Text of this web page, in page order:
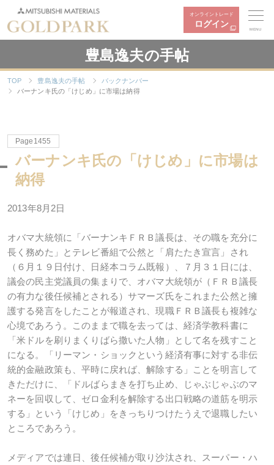
オンライントレード
ログイン
MENU
豊島逸夫の手帖
TOP 豊島逸夫の手帖
バックナンバー
バーナンキ氏の「けじめ」に市場は納得
Page1455
バーナンキ氏の「けじめ」に市場は
納得
2013年8月2日
オバマ大統領に「バーナンキＦＲＢ議長は、その職を充分に
長く務めた」とテレビ番組で公然と「肩たたき宣言」され
（６月１９日付け、日経本コラム既報）、７月３１日には、
議会の民主党議員の集まりで、オバマ大統領が（ＦＲＢ議長
の有力な後任候補とされる）サマーズ氏をこれまた公然と擁
護する発言をしたことが報道され、現職ＦＲＢ議長も複雑な
心境であろう。このままで職を去っては、経済学教科書に
「米ドルを刷りまくりばら撒いた人物」として名を残すこと
になる。「リーマン・ショックという経済有事に対する非伝
統的金融政策も、平時に戻れば、解除する」ことを明言して
きただけに、「ドルばらまきを打ち止め、じゃぶじゃぶのマ
ネーを回収して、ゼロ金利を解除する出口戦略の道筋を明示
する」という「けじめ」をきっちりつけたうえで退職したい
ところであろう。
メディアでは連日、後任候補が取り沙汰され、スーパー・ハ